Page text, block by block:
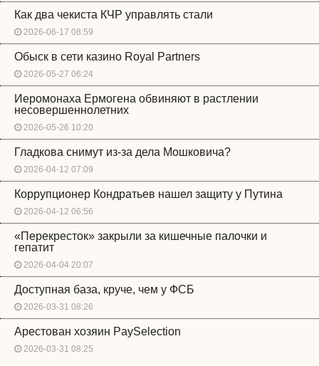
Как два чекиста КЧР управлять стали
2026-06-17 08:59
Обыск в сети казино Royal Partners
2026-05-27 06:24
Иеромонаха Ермогена обвиняют в растлении
несовершеннолетних
2026-05-26 10:20
Гладкова снимут из-за дела Мошковича?
2026-04-12 07:09
Коррупционер Кондратьев нашел защиту у Путина
2026-04-12 06:56
«Перекресток» закрыли за кишечные палочки и
гепатит
2026-04-04 20:07
Доступная база, круче, чем у ФСБ
2026-03-31 08:26
Арестован хозяин PaySelection
2026-03-31 08:25